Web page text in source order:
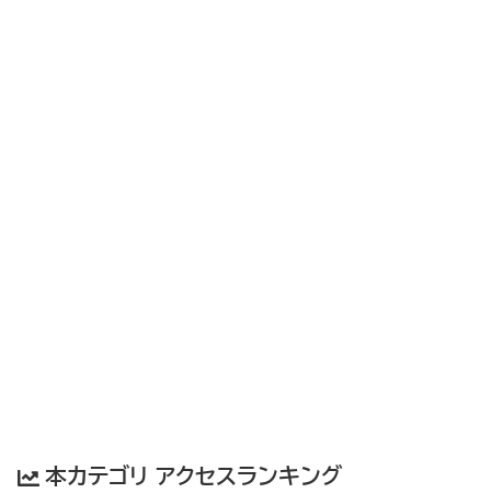
本カテゴリ アクセスランキング